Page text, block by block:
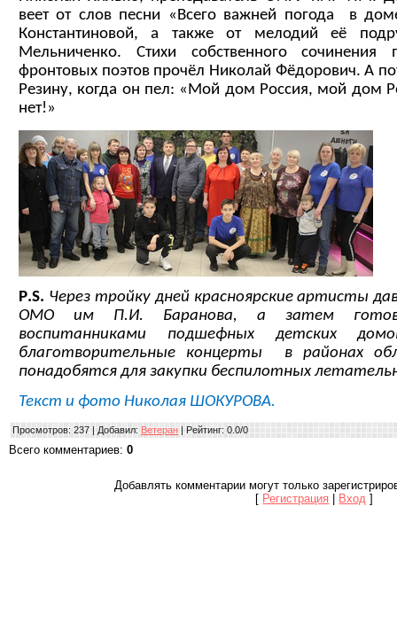
веет от слов песни «Всего важней погода в
Константиновой, а также от мелодий её
Мельниченко. Стихи собственного сочинения
фронтовых поэтов прочёл Николай Фёдорович. А
Резину, когда он пел: «Мой дом Россия, мой дом
нет!»
P.S. Через тройку дней красноярские артисты
ОМО им П.И. Баранова, а затем
воспитанниками подшефных детских
благотворительные концерты в районах
понадобятся для закупки беспилотных
Текст и фото Николая ШОКУРОВА.
Просмотров: 237 | Добавил: Ветеран | Рейтинг: 0.0/0
Всего комментариев: 0
Добавлять комментарии могут только
[ Регистрация Вход ]